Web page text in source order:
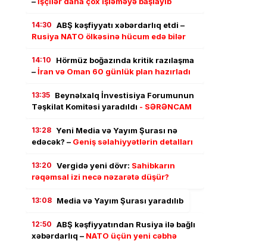
14:30 ABŞ kəşfiyyatı xəbərdarlıq etdi –
Rusiya NATO ölkəsinə hücum edə bilər
14:10
Hörmüz boğazında kritik razılaşma
–İran və Oman 60 günlük plan hazırladı
13:35 Beynəlxalq İnvestisiya Forumunun
Təşkilat Komitəsi yaradıldı - SƏRƏNCAM
13:28 Yeni Media və Yayım Şurası nə
edəcək? – Geniş səlahiyyətlərin detalları
13:20 Vergidə yeni dövr: Sahibkarın
rəqəmsal izi necə nəzarətə düşür?
13:08 Media və Yayım Şurası yaradılıb
12:50 ABŞ kəşfiyyatından Rusiya ilə bağlı
xəbərdarlıq – NATO üçün yeni cəbhə